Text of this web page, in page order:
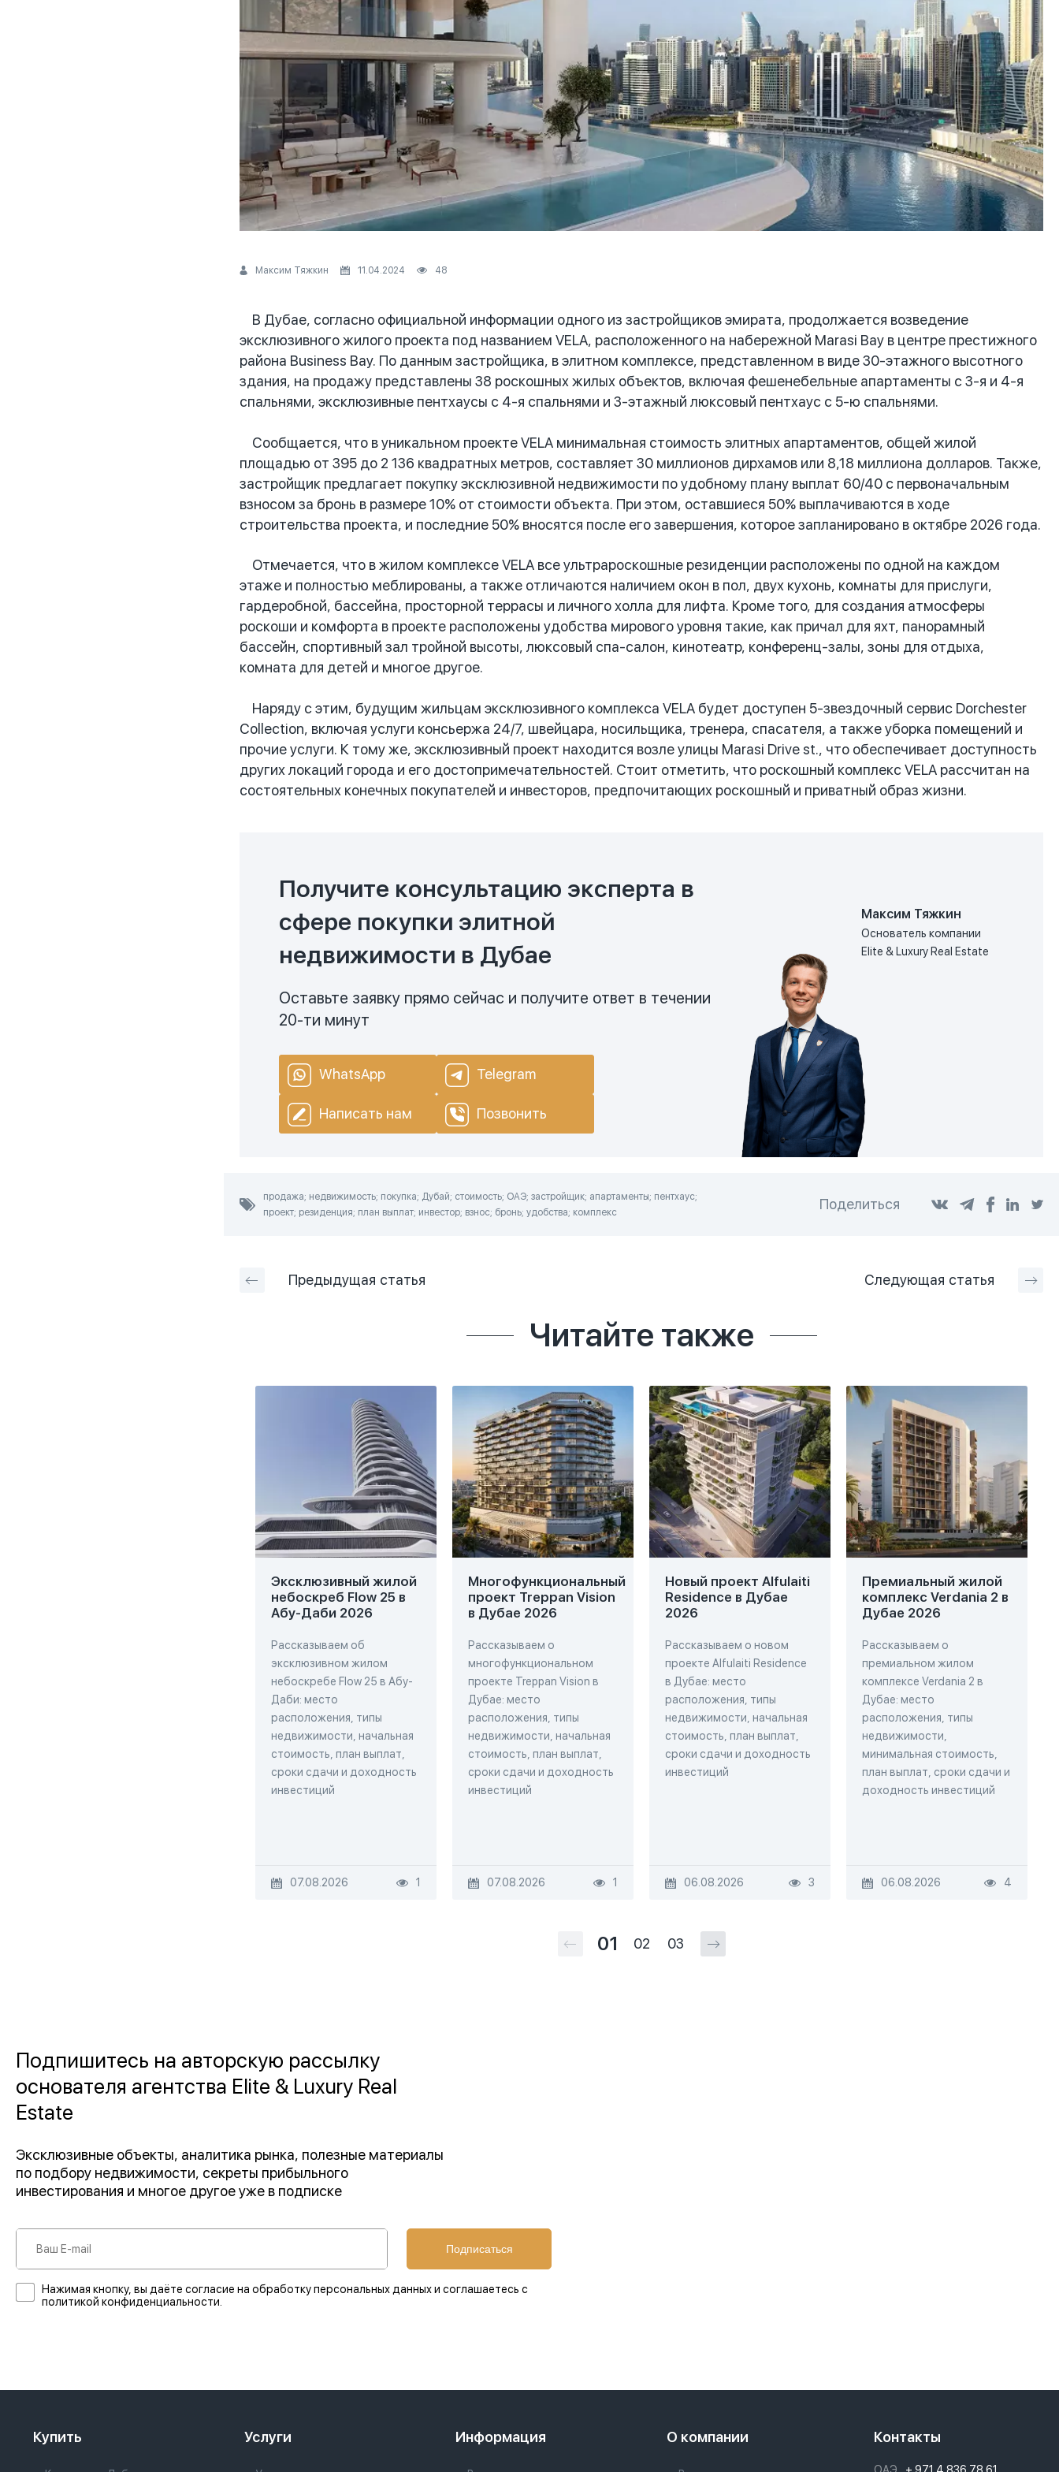
Максим Тяжкин 11.04.2024 48
В Дубае, согласно официальной информации одного из застройщиков эмирата, продолжается возведение
эксклюзивного жилого проекта под названием VELA, расположенного на набережной Marasi Bay в центре престижного
района Business Bay. По данным застройщика, в элитном комплексе, представленном в виде 30-этажного высотного
здания, на продажу представлены 38 роскошных жилых объектов, включая фешенебельные апартаменты с 3-я и 4-я
спальнями, эксклюзивные пентхаусы с 4-я спальнями и 3-этажный люксовый пентхаус с 5-ю спальнями.
Сообщается, что в уникальном проекте VELA минимальная стоимость элитных апартаментов, общей жилой
площадью от 395 до 2 136 квадратных метров, составляет 30 миллионов дирхамов или 8,18 миллиона долларов. Также,
застройщик предлагает покупку эксклюзивной недвижимости по удобному плану выплат 60/40 с первоначальным
взносом за бронь в размере 10% от стоимости объекта. При этом, оставшиеся 50% выплачиваются в ходе
строительства проекта, и последние 50% вносятся после его завершения, которое запланировано в октябре 2026 года.
Отмечается, что в жилом комплексе VELA все ультрароскошные резиденции расположены по одной на каждом
этаже и полностью меблированы, а также отличаются наличием окон в пол, двух кухонь, комнаты для прислуги,
гардеробной, бассейна, просторной террасы и личного холла для лифта. Кроме того, для создания атмосферы
роскоши и комфорта в проекте расположены удобства мирового уровня такие, как причал для яхт, панорамный
бассейн, спортивный зал тройной высоты, люксовый спа-салон, кинотеатр, конференц-залы, зоны для отдыха,
комната для детей и многое другое.
Наряду с этим, будущим жильцам эксклюзивного комплекса VELA будет доступен 5-звездочный сервис Dorchester
Collection, включая услуги консьержа 24/7, швейцара, носильщика, тренера, спасателя, а также уборка помещений и
прочие услуги. К тому же, эксклюзивный проект находится возле улицы Marasi Drive st., что обеспечивает доступность
других локаций города и его достопримечательностей. Стоит отметить, что роскошный комплекс VELA рассчитан на
состоятельных конечных покупателей и инвесторов, предпочитающих роскошный и приватный образ жизни.
Получите консультацию эксперта в
сфере покупки элитной
недвижимости в Дубае
Оставьте заявку прямо сейчас и получите ответ в течении
20-ти минут
WhatsApp Telegram
Написать нам Позвонить
Максим Тяжкин
Основатель компании
Elite & Luxury Real Estate
продажа; недвижимость; покупка; Дубай; стоимость; ОАЭ; застройщик; апартаменты; пентхаус;
проект; резиденция; план выплат; инвестор; взнос; бронь; удобства; комплекс
Поделиться
Предыдущая статья Следующая статья
Читайте также
Эксклюзивный жилой
небоскреб Flow 25 в
Абу-Даби 2026
Рассказываем об
эксклюзивном жилом
небоскребе Flow 25 в Абу-
Даби: место
расположения, типы
недвижимости, начальная
стоимость, план выплат,
сроки сдачи и доходность
инвестиций
07.08.2026 1
Многофункциональный
проект Treppan Vision
в Дубае 2026
Рассказываем о
многофункциональном
проекте Treppan Vision в
Дубае: место
расположения, типы
недвижимости, начальная
стоимость, план выплат,
сроки сдачи и доходность
инвестиций
07.08.2026 1
Новый проект Alfulaiti
Residence в Дубае
2026
Рассказываем о новом
проекте Alfulaiti Residence
в Дубае: место
расположения, типы
недвижимости, начальная
стоимость, план выплат,
сроки сдачи и доходность
инвестиций
06.08.2026 3
Премиальный жилой
комплекс Verdania 2 в
Дубае 2026
Рассказываем о
премиальном жилом
комплексе Verdania 2 в
Дубае: место
расположения, типы
недвижимости,
минимальная стоимость,
план выплат, сроки сдачи и
доходность инвестиций
06.08.2026 4
01 02 03
Подпишитесь на авторскую рассылку
основателя агентства Elite & Luxury Real
Estate
Эксклюзивные объекты, аналитика рынка, полезные материалы
по подбору недвижимости, секреты прибыльного
инвестирования и многое другое уже в подписке
Подписаться
Нажимая кнопку, вы даёте согласие на обработку персональных данных и соглашаетесь с
политикой конфиденциальности.
Купить Услуги Информация О компании Контакты